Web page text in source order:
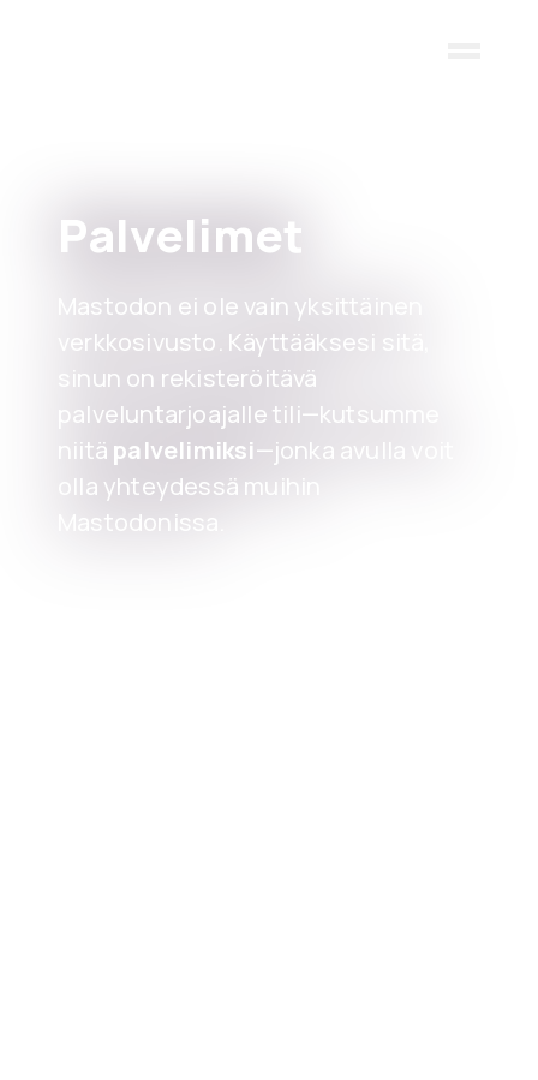
Palvelimet
Mastodon ei ole vain yksittäinen
verkkosivusto. Käyttääksesi sitä,
sinun on rekisteröitävä
palveluntarjoajalle tili—kutsumme
niitä palvelimiksi—jonka avulla voit
olla yhteydessä muihin
Mastodonissa.